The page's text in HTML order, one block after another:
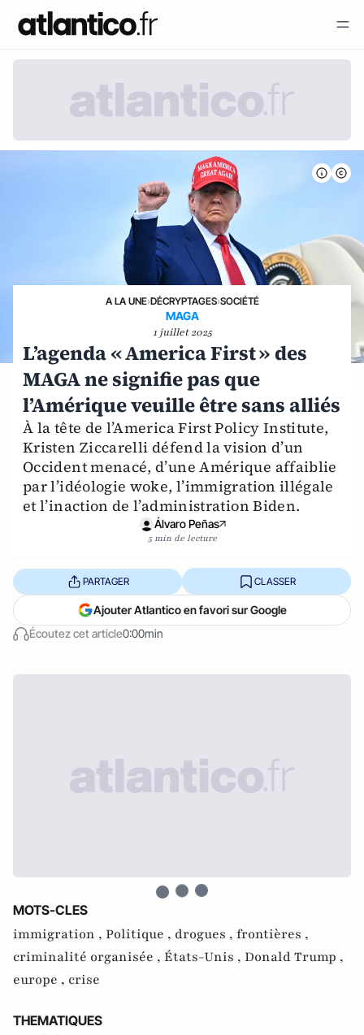
A LA UNE›DÉCRYPTAGES›SOCIÉTÉ
MAGA
1 juillet 2025
L’agenda « America First » des
MAGA ne signifie pas que
l’Amérique veuille être sans alliés
À la tête de l’America First Policy Institute,
Kristen Ziccarelli défend la vision d’un
Occident menacé, d’une Amérique affaiblie
par l’idéologie woke, l’immigration illégale
et l’inaction de l’administration Biden.
Álvaro Peñas
5 min de lecture
Écoutez cet article0:00min
PARTAGER CLASSER
Ajouter Atlantico en favori sur Google
MOTS-CLES
immigration , Politique , drogues , frontières ,
criminalité organisée , États-Unis , Donald Trump ,
europe , crise
THEMATIQUES